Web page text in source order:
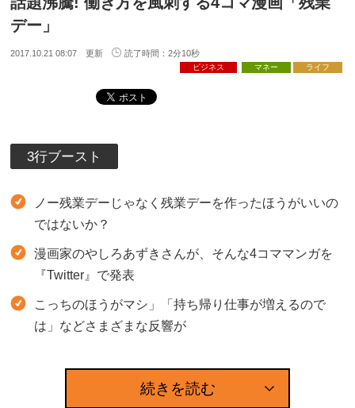
デー」
2017.10.21 08:07 更新 読了時間：2分10秒
ビジネス マネー ライフ
3行ブースト
ノー残業デーじゃなく残業デーを作ったほうがいいの
ではないか？
漫画家のやしろあずきさんが、そんな4コママンガを
『Twitter』で発表
こっちのほうがマシ」「持ち帰り仕事が増えるので
は」などさまざまな反響が
続きを読む